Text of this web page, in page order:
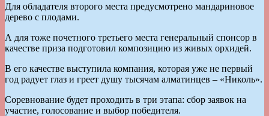
Для обладателя второго места предусмотрено мандариновое
дерево с плодами.
А для тоже почетного третьего места генеральный спонсор в
качестве приза подготовил композицию из живых орхидей.
В его качестве выступила компания, которая уже не первый
год радует глаз и греет душу тысячам алматинцев – «Николь».
Соревнование будет проходить в три этапа: сбор заявок на
участие, голосование и выбор победителя.